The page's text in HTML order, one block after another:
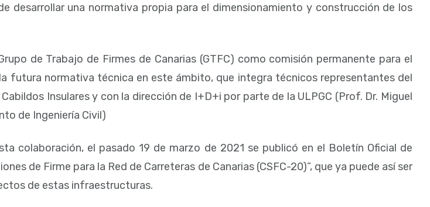
desarrollar una normativa propia para el dimensionamiento y construcción de los
de Trabajo de Firmes de Canarias (GTFC) como comisión permanente para el
futura normativa técnica en este ámbito, que integra técnicos representantes del
Insulares y con la dirección de I+D+i por parte de la ULPGC (Prof. Dr. Miguel
de Ingeniería Civil)
colaboración, el pasado 19 de marzo de 2021 se publicó en el Boletín Oficial de
de Firme para la Red de Carreteras de Canarias (CSFC-20)”, que ya puede así ser
de estas infraestructuras.